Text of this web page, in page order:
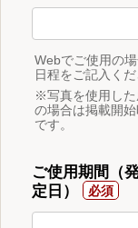
Webでご使用の
日程をご記入くだ
※写真を使用した
の場合は掲載開
です。
ご使用期間（
定日）